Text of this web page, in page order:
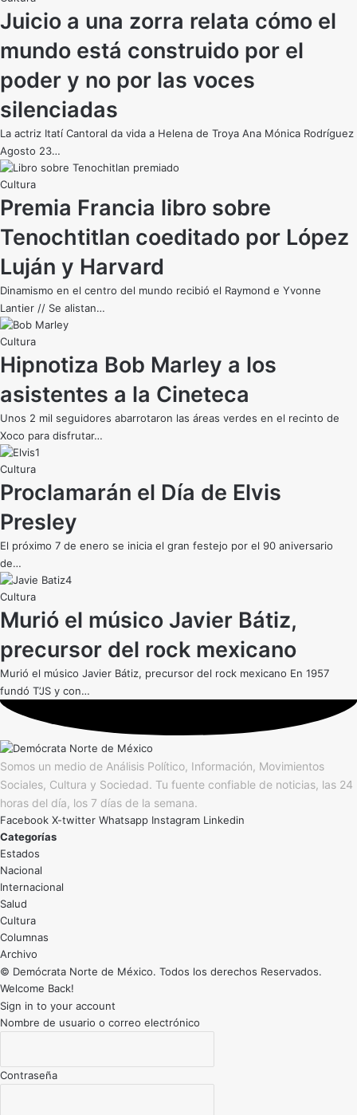
Juicio a una zorra relata cómo el
mundo está construido por el
poder y no por las voces
silenciadas
La actriz Itatí Cantoral da vida a Helena de Troya Ana Mónica Rodríguez
Agosto 23…
Cultura
Premia Francia libro sobre
Tenochtitlan coeditado por López
Luján y Harvard
Dinamismo en el centro del mundo recibió el Raymond e Yvonne
Lantier // Se alistan…
Cultura
Hipnotiza Bob Marley a los
asistentes a la Cineteca
Unos 2 mil seguidores abarrotaron las áreas verdes en el recinto de
Xoco para disfrutar…
Cultura
Proclamarán el Día de Elvis
Presley
El próximo 7 de enero se inicia el gran festejo por el 90 aniversario
de…
Cultura
Murió el músico Javier Bátiz,
precursor del rock mexicano
Murió el músico Javier Bátiz, precursor del rock mexicano En 1957
fundó T’JS y con…
Somos un medio de Análisis Político, Información, Movimientos
Sociales, Cultura y Sociedad. Tu fuente confiable de noticias, las 24
horas del día, los 7 días de la semana.
Facebook X-twitter Whatsapp Instagram Linkedin
Categorías
Estados
Nacional
Internacional
Salud
Cultura
Archivo
© Demócrata Norte de México. Todos los derechos Reservados.
Welcome Back!
Sign in to your account
Nombre de usuario o correo electrónico
Contraseña